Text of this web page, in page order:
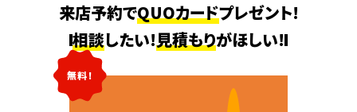
来店予約でQUOカードプレゼント!
相談したい!見積もりがほしい!
無料!